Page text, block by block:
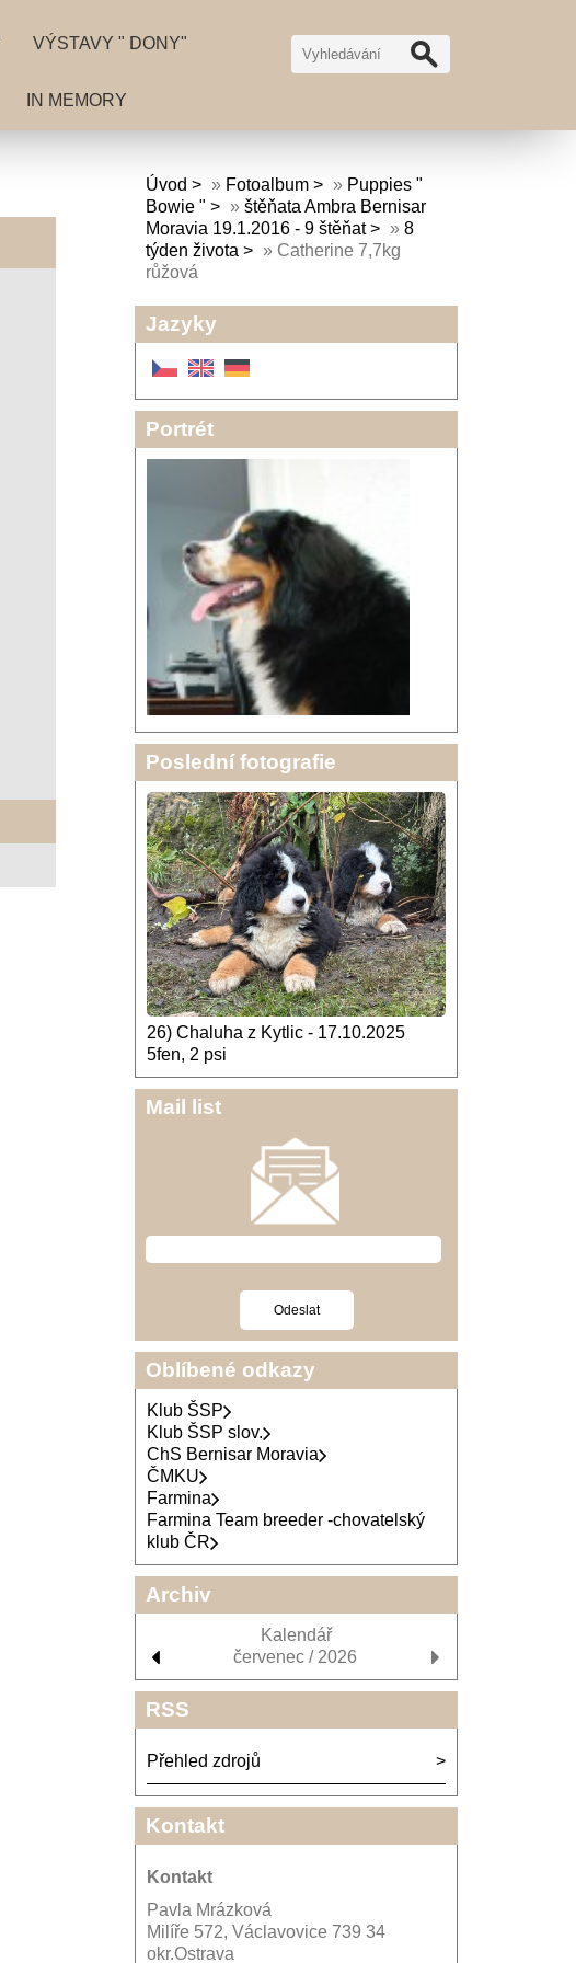
VÝSTAVY " DONY"
IN MEMORY
Úvod » Fotoalbum » Puppies "
Bowie "
» štěňata Ambra Bernisar
Moravia 19.1.2016 - 9 štěňat
» 8
týden života
» Catherine 7,7kg
růžová
Jazyky
Portrét
Poslední fotografie
26) Chaluha z Kytlic - 17.10.2025
5fen, 2 psi
Mail list
Oblíbené odkazy
Klub ŠSP
Klub ŠSP slov.
ChS Bernisar Moravia
ČMKU
Farmina
Farmina Team breeder -chovatelský
klub ČR
Archiv
Kalendář
červenec / 2026
RSS
Přehled zdrojů
Kontakt
Kontakt
Pavla Mrázková
Milíře 572, Václavovice 739 34
okr.Ostrava